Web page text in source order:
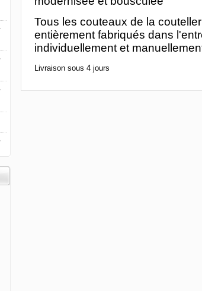
Tous les couteaux de la
entièrement fabriqués dans
individuellement et
Livraison sous 4 jours